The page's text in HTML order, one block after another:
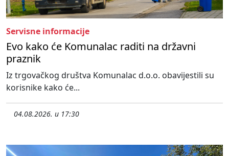
Servisne informacije
Evo kako će Komunalac raditi na državni
praznik
Iz trgovačkog društva Komunalac d.o.o. obavijestili su
korisnike kako će...
04.08.2026. u 17:30